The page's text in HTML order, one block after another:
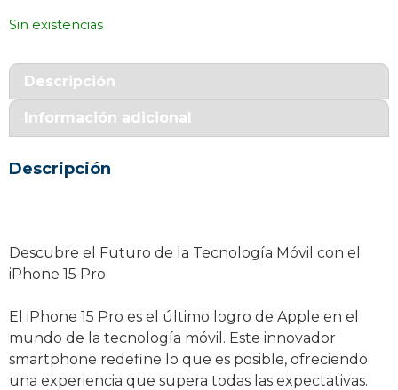
Sin existencias
Descripción
Información adicional
Descripción
Descubre el Futuro de la Tecnología Móvil con el
iPhone 15 Pro
El iPhone 15 Pro es el último logro de Apple en el
mundo de la tecnología móvil. Este innovador
smartphone redefine lo que es posible, ofreciendo
una experiencia que supera todas las expectativas.